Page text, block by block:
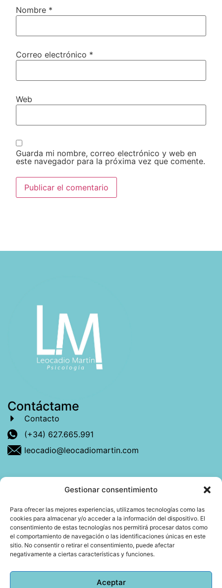
Gestionar consentimiento
Para ofrecer las mejores experiencias, utilizamos tecnologías como las
cookies para almacenar y/o acceder a la información del dispositivo. El
consentimiento de estas tecnologías nos permitirá procesar datos como
el comportamiento de navegación o las identificaciones únicas en este
sitio. No consentir o retirar el consentimiento, puede afectar
negativamente a ciertas características y funciones.
Aceptar
Nombre *
Correo electrónico *
Web
Guarda mi nombre, correo electrónico y web en
este navegador para la próxima vez que comente.
Contáctame
Contacto
(+34) 627.665.991
leocadio@leocadiomartin.com
Descubre más sobre mí
Mi libro: La felicidad: qué ayuda y qué no.
Blog: Reflexiones que conectan
Agendar cita